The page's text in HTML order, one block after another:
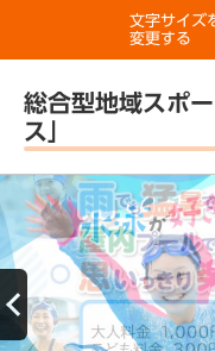
文字サイズ
変更する
総合型地域スポ
ス」